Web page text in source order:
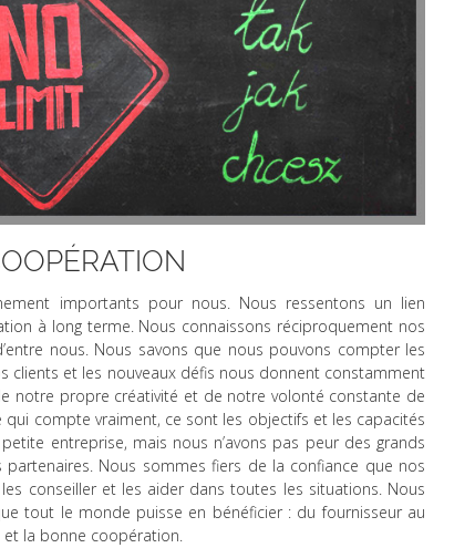
importants pour nous. Nous ressentons un lien
à long terme. Nous connaissons réciproquement nos
nous. Nous savons que nous pouvons compter les
clients et les nouveaux défis nous donnent constamment
notre propre créativité et de notre volonté constante de
qui compte vraiment, ce sont les objectifs et les capacités
entreprise, mais nous n’avons pas peur des grands
Nous sommes fiers de la confiance que nos
conseiller et les aider dans toutes les situations. Nous
tout le monde puisse en bénéficier : du fournisseur au
et la bonne coopération.